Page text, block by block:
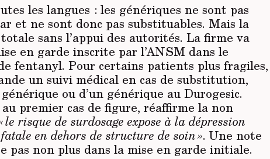
les langues : les génériques ne sont pas
et ne sont donc pas substituables. Mais la
sans l’appui des autorités. La firme va
en garde inscrite par l’ANSM dans le
fentanyl. Pour certains patients plus fragiles,
un suivi médical en cas de substitution,
ou d’un générique au Durogesic.
premier cas de figure, réaffirme la non
le risque de surdosage expose à la dépression
en dehors de structure de soin ». Une note
pas non plus dans la mise en garde initiale.